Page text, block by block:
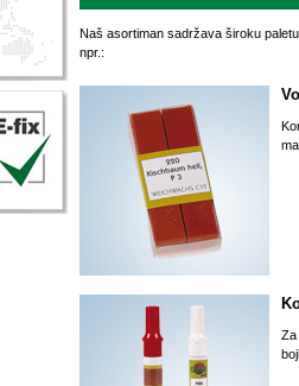
Naš asortiman sadržava široku
npr.:
Za